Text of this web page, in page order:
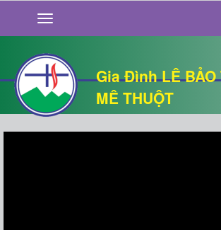
Gia Đình LÊ BẢO
MÊ THUỘT
GIỚI THIỆU
TIN TỨC
SỐNG ĐẠO
CHUYỆN NHÀ
QUÁN VĂN